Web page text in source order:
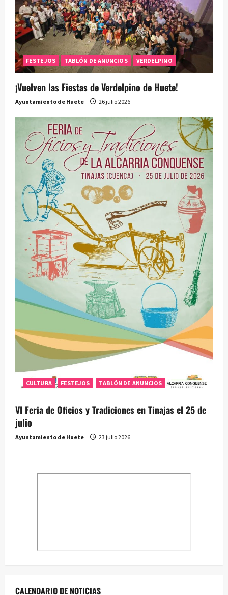
FESTEJOS TABLÓN DE ANUNCIOS VERDELPINO
¡Vuelven las Fiestas de Verdelpino de Huete!
Ayuntamiento de Huete 26 julio 2026
CULTURA FESTEJOS TABLÓN DE ANUNCIOS
VI Feria de Oficios y Tradiciones en Tinajas el 25 de
julio
Ayuntamiento de Huete 23 julio 2026
CALENDARIO DE NOTICIAS